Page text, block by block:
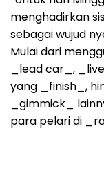
menghadirkan
sebagai wujud
Mulai dari
_lead car_,
yang _finish_,
_gimmick_
para pelari di